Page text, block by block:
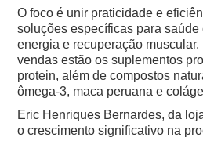
O foco é unir praticidade e
soluções específicas para
energia e recuperação
vendas estão os suplementos
protein, além de compostos
ômega-3, maca peruana e
Eric Henriques Bernardes, da
o crescimento significativo na